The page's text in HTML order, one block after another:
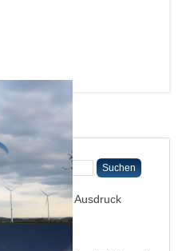
Suchen
Exakter Ausdruck